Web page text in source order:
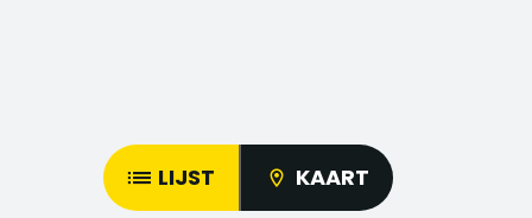
LIJST KAART